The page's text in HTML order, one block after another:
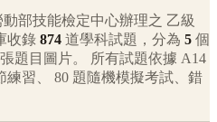
動部技能檢定中心辦理之 乙級
收錄 874 道學科試題，分為 5 個
張題目圖片。 所有試題依據 A14
習、 80 題隨機模擬考試、錯